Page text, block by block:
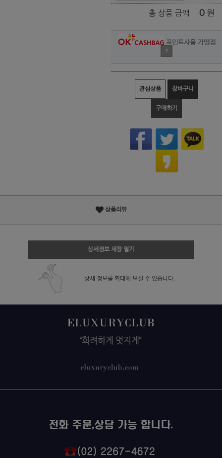
총 상품 금액 0 원
포인트사용 가맹점
?
관심상품 장바구니
구매하기
상품리뷰
상세정보 새창 열기
상세 정보를 확대해 보실 수 있습니다.